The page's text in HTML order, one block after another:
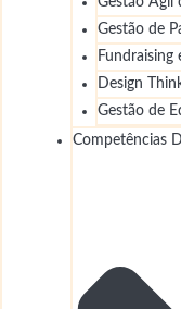
Gestão de
Fundraising
Design
Gestão de
Competências